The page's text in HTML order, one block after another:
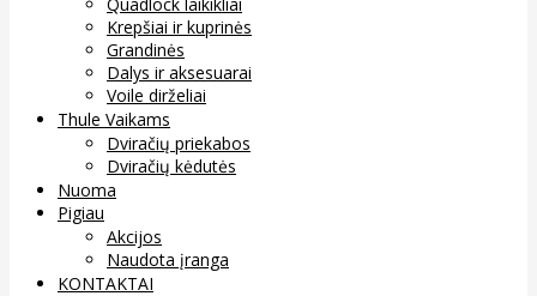
Krepšiai ir kuprinės
Grandinės
Dalys ir aksesuarai
Voile dirželiai
Thule Vaikams
Dviračių priekabos
Dviračių kėdutės
Nuoma
Pigiau
Akcijos
Naudota įranga
KONTAKTAI